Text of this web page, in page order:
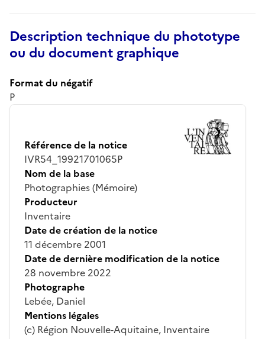
Description technique du phototype
ou du document graphique
Format du négatif
P
Référence de la notice
IVR54_19921701065P
Nom de la base
Photographies (Mémoire)
Producteur
Inventaire
Date de création de la notice
11 décembre 2001
Date de dernière modification de la notice
28 novembre 2022
Photographe
Lebée, Daniel
Mentions légales
(c) Région Nouvelle-Aquitaine, Inventaire